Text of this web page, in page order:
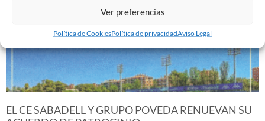
Ver preferencias
Política de CookiesPolítica de privacidadAviso Legal
EL CE SABADELL Y GRUPO POVEDA RENUEVAN SU